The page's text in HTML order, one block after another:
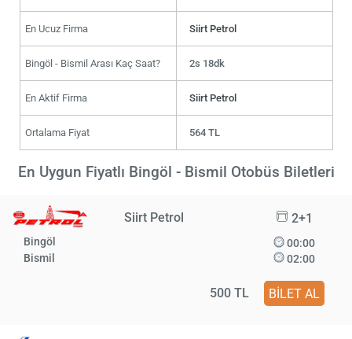
En Ucuz Firma Siirt Petrol
Bingöl - Bismil Arası Kaç Saat? 2s 18dk
En Aktif Firma Siirt Petrol
Ortalama Fiyat 564 TL
En Uygun Fiyatlı Bingöl - Bismil Otobüs Biletleri
Siirt Petrol 2+1
Bingöl
Bismil
00:00
02:00
500 TL BİLET AL